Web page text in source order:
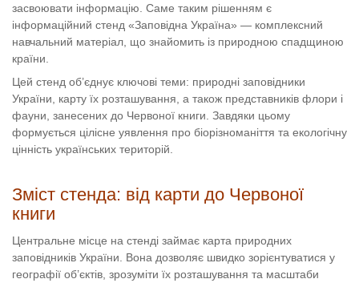
засвоювати інформацію. Саме таким рішенням є
інформаційний стенд «Заповідна Україна» — комплексний
навчальний матеріал, що знайомить із природною спадщиною
країни.
Цей стенд об’єднує ключові теми: природні заповідники
України, карту їх розташування, а також представників флори і
фауни, занесених до Червоної книги. Завдяки цьому
формується цілісне уявлення про біорізноманіття та екологічну
цінність українських територій.
Зміст стенда: від карти до Червоної
книги
Центральне місце на стенді займає карта природних
заповідників України. Вона дозволяє швидко зорієнтуватися у
географії об’єктів, зрозуміти їх розташування та масштаби